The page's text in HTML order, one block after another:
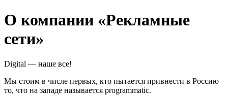
О компании «Рекламные
сети»
Digital — наше все!
Мы стоим в числе первых, кто пытается привнести в Россию
то, что на западе называется programmatic.